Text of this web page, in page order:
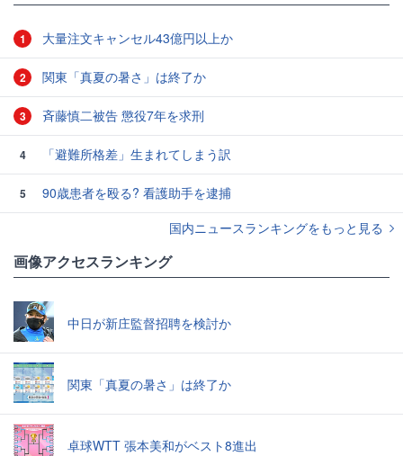
1 大量注文キャンセル43億円以上か
2 関東「真夏の暑さ」は終了か
3 斉藤慎二被告 懲役7年を求刑
4 「避難所格差」生まれてしまう訳
5
90歳患者を殴る? 看護助手を逮捕
国内ニュースランキングをもっと見る
画像アクセスランキング
中日が新庄監督招聘を検討か
関東「真夏の暑さ」は終了か
卓球WTT 張本美和がベスト8進出